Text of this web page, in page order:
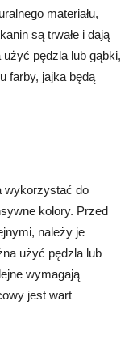
materiału,
są trwałe i dają
pędzla lub gąbki,
farby, jajka będą
wykorzystać do
kolory. Przed
należy je
użyć pędzla lub
wymagają
jest wart